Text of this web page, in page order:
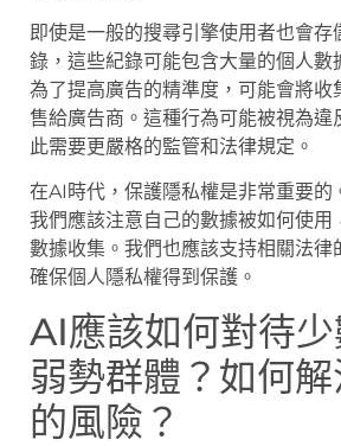
即使是一般的搜尋引擎使用者也會存
錄，這些紀錄可能包含大量的個人數
為了提高廣告的精準度，可能會將收
售給廣告商。這種行為可能被視為違
此需要更嚴格的監管和法律規定。
在AI時代，保護隱私權是非常重要的
我們應該注意自己的數據被如何使用
數據收集。我們也應該支持相關法律
確保個人隱私權得到保護。
AI應該如何對待
弱勢群體？如何
的風險？